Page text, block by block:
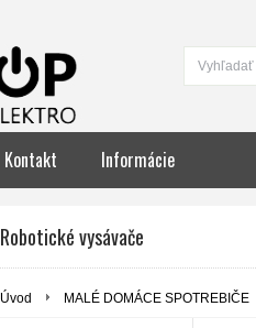
Kontakt Informácie
Robotické vysávače
Úvod MALÉ DOMÁCE SPOTREBIČE